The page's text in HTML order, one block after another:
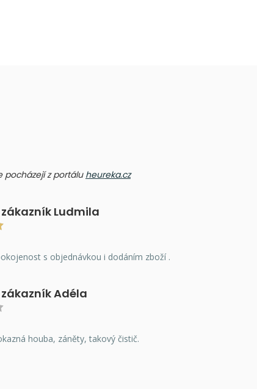
pocházejí z portálu heureka.cz
Ludmila
s objednávkou i dodáním zboží .
Adéla
houba, záněty, takový čistič.